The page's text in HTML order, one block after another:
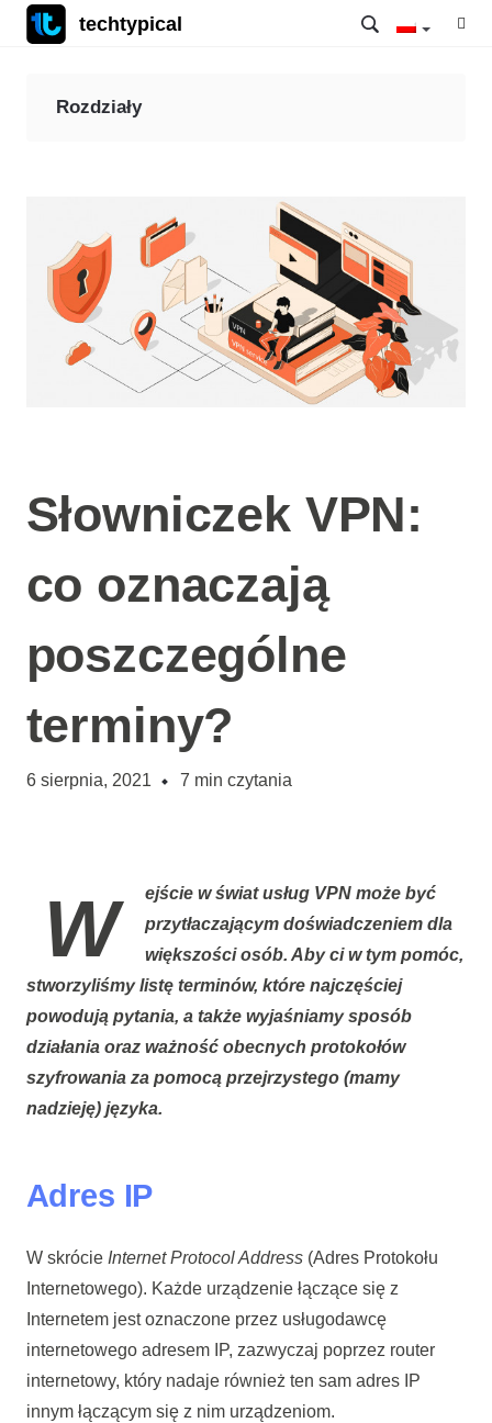
techtypical
Słowniczek VPN:
co oznaczają
poszczególne
terminy?
6 sierpnia, 2021 7 min czytania
Wejście w świat usług VPN może być
przytłaczającym doświadczeniem dla
większości osób. Aby ci w tym pomóc,
stworzyliśmy listę terminów, które najczęściej
powodują pytania, a także wyjaśniamy sposób
działania oraz ważność obecnych protokołów
szyfrowania za pomocą przejrzystego (mamy
nadzieję) języka.
Adres IP
W skrócie Internet Protocol Address(Adres Protokołu
Internetowego). Każde urządzenie łączące się z
Internetem jest oznaczone przez usługodawcę
internetowego adresem IP, zazwyczaj poprzez router
internetowy, który nadaje również ten sam adres IP
innym łączącym się z nim urządzeniom.
Rozdziały